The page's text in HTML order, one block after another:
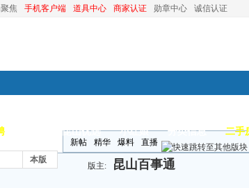
焦 手机客户端 道具中心 商家认证 勋章中心 诚信认证
昆山优选 小红娘 分类信息 二手
本版
新帖 精华 爆料 直播
版主:
昆山百事通